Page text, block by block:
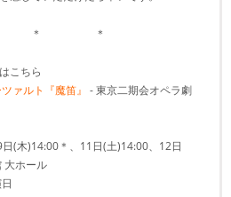
＊ ＊
こちら
ァルト『魔笛』 - 東京二期会オペラ劇
(木)14:00＊、11日(土)14:00、12日
ホール